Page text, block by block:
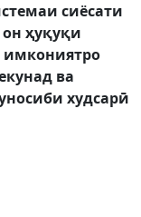
сиёсати
ҳуқуқи
имкониятро
ва
худсарӣ